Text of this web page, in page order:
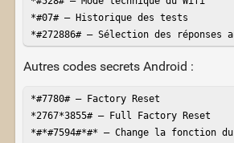
*#07# – Historique des tests
*#272886# – Sélection des réponses
Autres codes secrets Android :
*#7780# – Factory Reset
*2767*3855# – Full Factory Reset
*#*#7594#*#* – Change la fonction